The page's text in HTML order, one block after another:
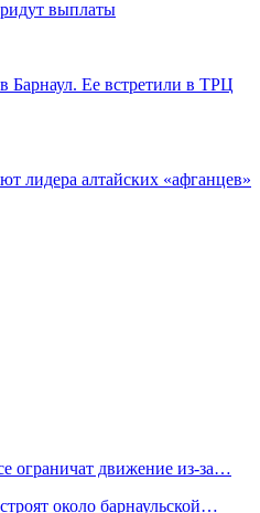
выплаты
Барнаул. Ее встретили в ТРЦ
лидера алтайских «афганцев»
ограничат движение из-за…
около барнаульской…